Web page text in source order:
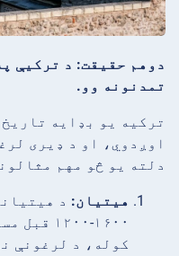
دوهم حقیقت: د ترکیې
تمدنونه وو.
ترکیه یو بډایه
اوږدوي، او د ډیری
دلته یو څو مهم
هیتیان: د
۱۶۰۰-
کوله، د لرغونې